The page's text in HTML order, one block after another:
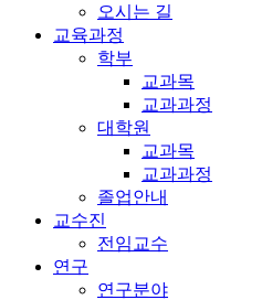
오시는 길
교육과정
학부
교과목
교과과정
대학원
교과목
교과과정
졸업안내
교수진
전임교수
연구
연구분야